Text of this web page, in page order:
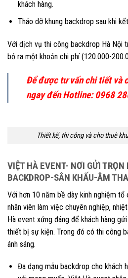
khách hàng.
Tháo dỡ khung backdrop sau khi
Với dịch vụ thi công backdrop Hà Nội
bỏ ra một khoản chi phí (120.000-
Để được tư vấn chi tiết và
ngay đến Hotline: 0968
Thiết kế, thi công và cho thuê
VIỆT HÀ EVENT- NƠI GỬI
BACKDROP-SÂN KHẤU-ÂM
Với hơn 10 năm bề dày kinh nghiệm
nhân viên làm việc chuyên nghiệp,
Hà event xứng đáng để khách hàng
thiết bị sự kiện. Trong đó có thi công
ánh sáng.
Đa dạng mẫu backdrop cho khách